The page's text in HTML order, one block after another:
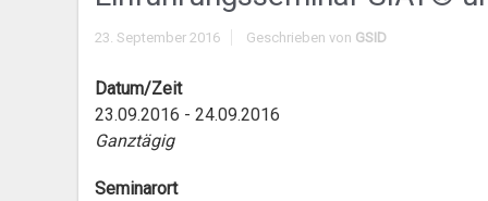
23. September 2016 Geschrieben von GSID
Datum/Zeit
23.09.2016 - 24.09.2016
Ganztägig
Seminarort